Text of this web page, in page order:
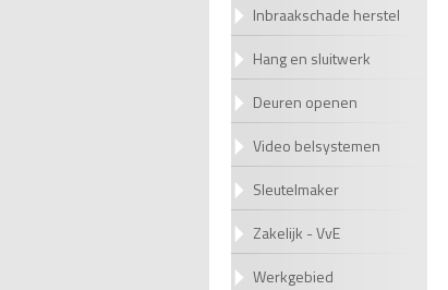
Inbraakschade herstel
Hang en sluitwerk
Deuren openen
Video belsystemen
Sleutelmaker
Zakelijk - VvE
Werkgebied